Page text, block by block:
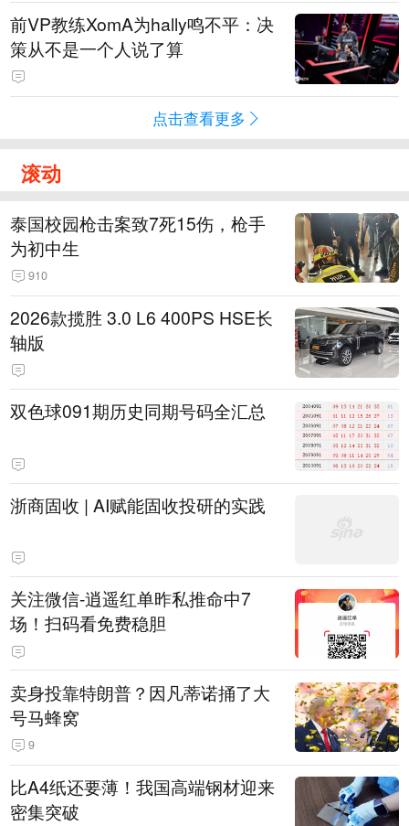
前VP教练XomA为hally鸣不平：决
策从不是一个人说了算
点击查看更多
滚动
泰国校园枪击案致7死15伤，枪手
为初中生
910
2026款揽胜 3.0 L6 400PS HSE长
轴版
双色球091期历史同期号码全汇总
浙商固收 | AI赋能固收投研的实践
关注微信-逍遥红单昨私推命中7
场！扫码看免费稳胆
卖身投靠特朗普？因凡蒂诺捅了大
号马蜂窝
9
比A4纸还要薄！我国高端钢材迎来
密集突破